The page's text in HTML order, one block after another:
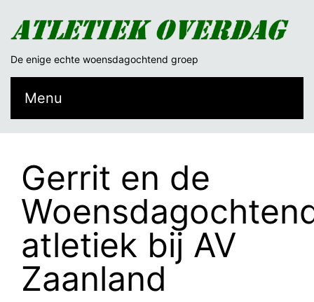
De enige echte woensdagochtend groep
Menu
Gerrit en de
atletiek bij AV
Zaanland